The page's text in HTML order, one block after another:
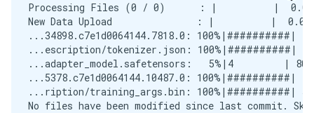
Processing Files (0 / 0)      : |          |
New Data Upload               : |          |
...34898.c7e1d0064144.7818.0: 100%|##########|
...escription/tokenizer.json: 100%|##########|
...adapter_model.safetensors:   5%|4         |
...5378.c7e1d0064144.10487.0: 100%|##########|
...ription/training_args.bin: 100%|##########|
No files have been modified since last commit.